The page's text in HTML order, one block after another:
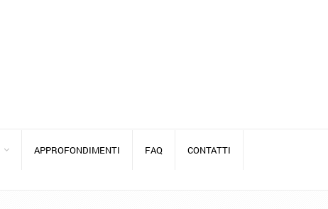
APPROFONDIMENTI FAQ CONTATTI